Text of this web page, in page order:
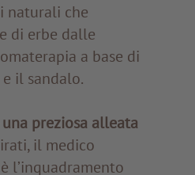
naturali che
di erbe dalle
a base di
il sandalo.
preziosa alleata
il medico
l’inquadramento